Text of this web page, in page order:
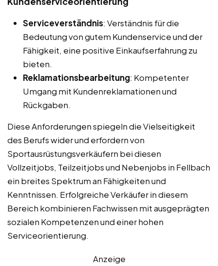
Serviceverständnis: Verständnis für die
Bedeutung von gutem Kundenservice und der
Fähigkeit, eine positive Einkaufserfahrung zu
bieten.
Reklamationsbearbeitung: Kompetenter
Umgang mit Kundenreklamationen und
Rückgaben.
Diese Anforderungen spiegeln die Vielseitigkeit
des Berufs wider und erfordern von
Sportausrüstungsverkäufern bei diesen
Vollzeitjobs, Teilzeitjobs und Nebenjobs in Fellbach
ein breites Spektrum an Fähigkeiten und
Kenntnissen. Erfolgreiche Verkäufer in diesem
Bereich kombinieren Fachwissen mit ausgeprägten
sozialen Kompetenzen und einer hohen
Serviceorientierung.
Anzeige